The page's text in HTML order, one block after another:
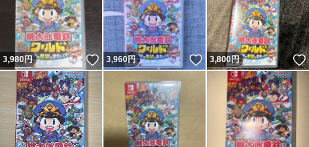
3,980円 いいね！
3,960円 いいね！
3,800円